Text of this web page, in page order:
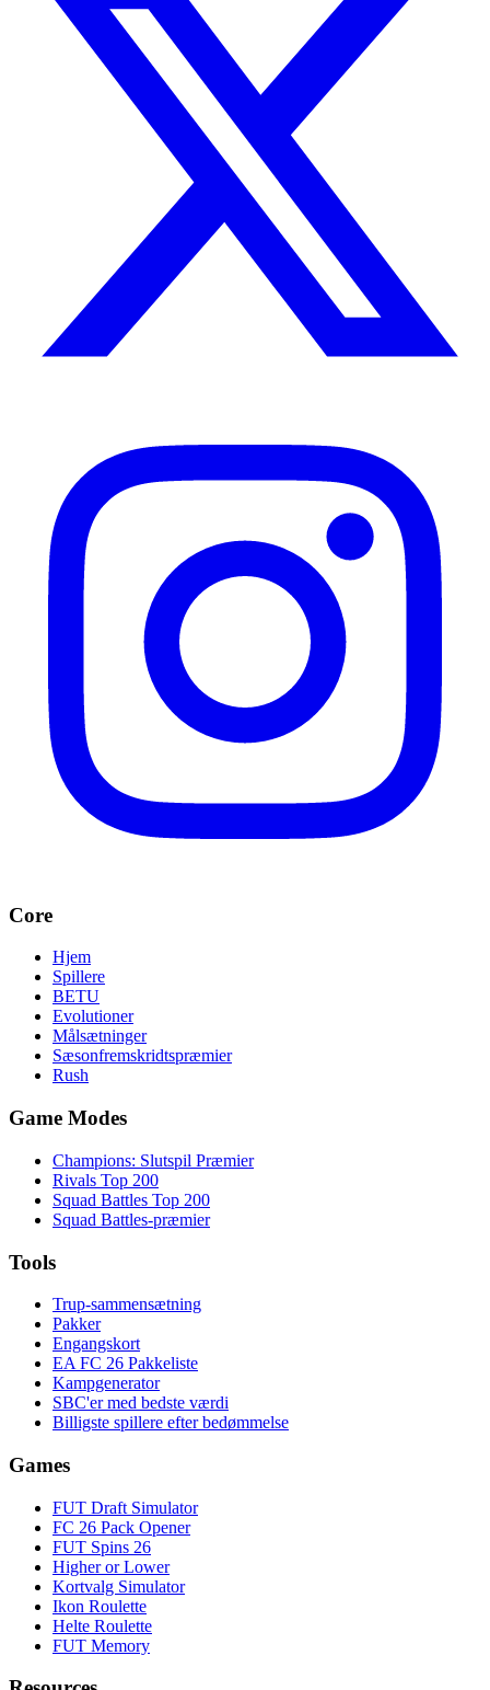
Core
Hjem
Spillere
BETU
Evolutioner
Målsætninger
Sæsonfremskridtspræmier
Rush
Game Modes
Champions: Slutspil Præmier
Rivals Top 200
Squad Battles Top 200
Squad Battles-præmier
Tools
Trup-sammensætning
Pakker
Engangskort
EA FC 26 Pakkeliste
Kampgenerator
SBC'er med bedste værdi
Billigste spillere efter bedømmelse
Games
FUT Draft Simulator
FC 26 Pack Opener
FUT Spins 26
Higher or Lower
Kortvalg Simulator
Ikon Roulette
Helte Roulette
FUT Memory